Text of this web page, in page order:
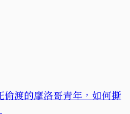
偷渡的摩洛哥青年，如何撕